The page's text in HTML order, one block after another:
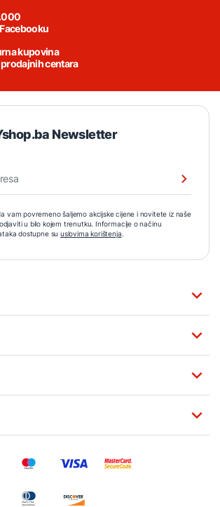
kupovina
centara
Newsletter
vam povremeno šaljemo akcijske cijene i novitete iz naše
u bilo kojem trenutku. Informacije o načinu
dostupne su uslovima korištenja.